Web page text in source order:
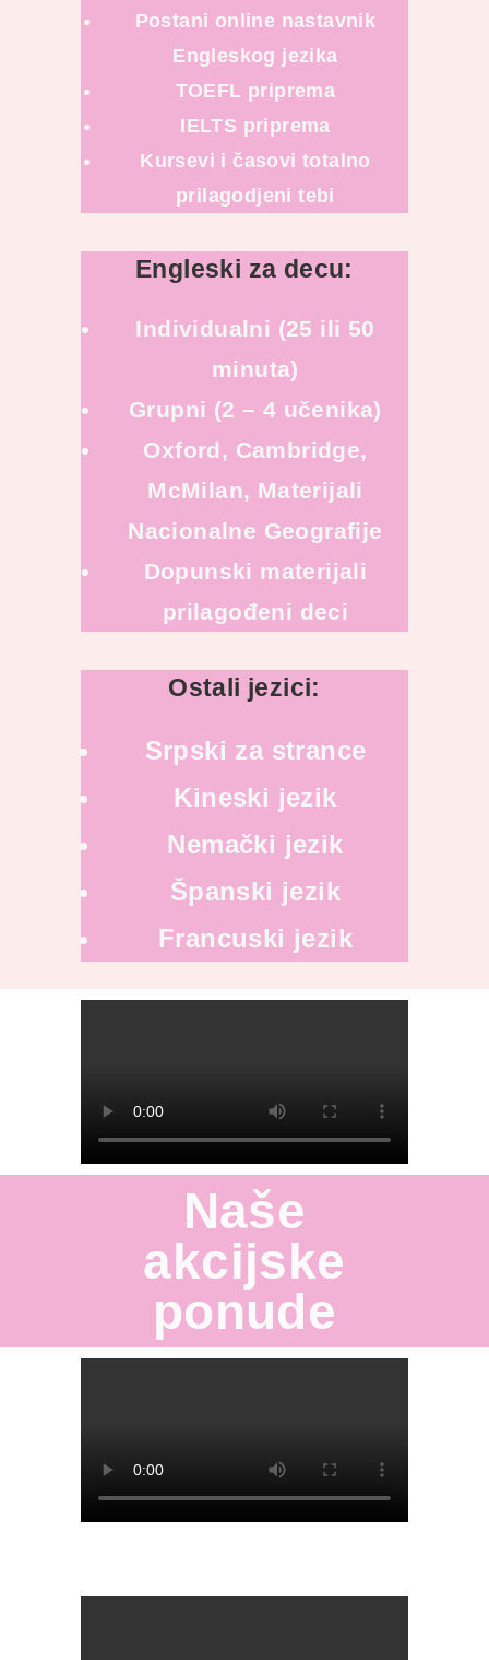
Postani online nastavnik
Engleskog jezika
TOEFL priprema
IELTS priprema
Kursevi i časovi totalno
prilagodjeni tebi
Engleski za decu:
Individualni (25 ili 50
minuta)
Grupni (2 – 4 učenika)
Oxford, Cambridge,
McMilan, Materijali
Nacionalne Geografije
Dopunski materijali
prilagođeni deci
Ostali jezici:
Srpski za strance
Kineski jezik
Nemački jezik
Španski jezik
Francuski jezik
Naše
akcijske
ponude